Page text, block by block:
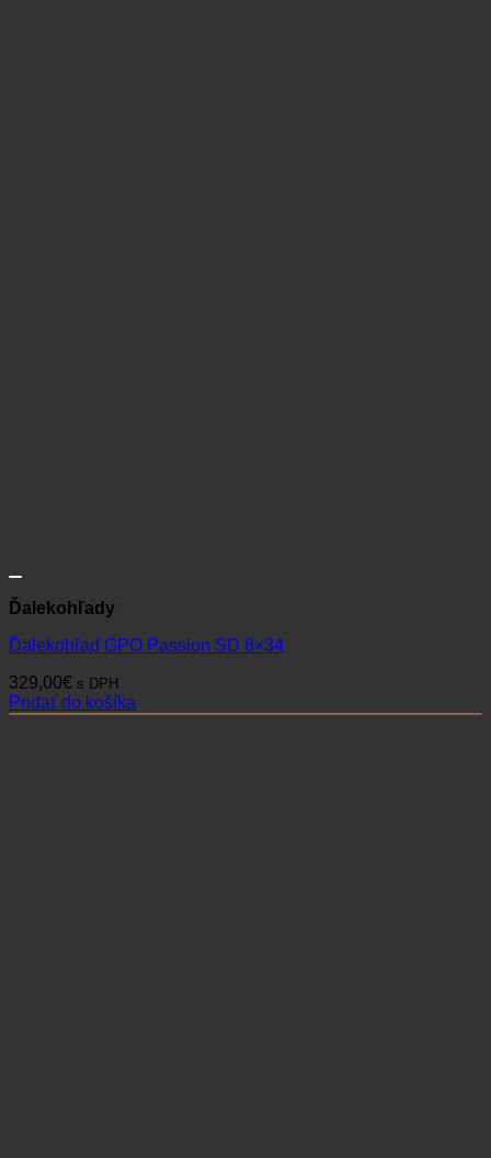
Ďalekohľady
Ďalekohľad GPO Passion SD 8×34
329,00€ s DPH
Pridať do košíka